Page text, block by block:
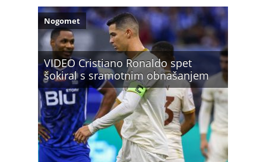
VIDEO Cristiano Ronaldo spet
šokiral s sramotnim obnašanjem
Nogomet